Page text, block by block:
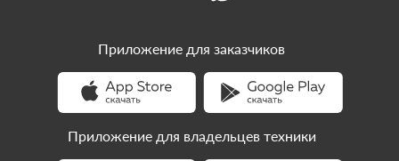
Приложение для заказчиков
Приложение для владельцев техники